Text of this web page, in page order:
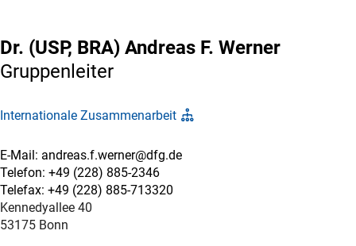
Dr. (USP, BRA) Andreas F. Werner
Gruppenleiter
Internationale Zusammenarbeit
E-Mail: andreas.f.werner@dfg.de
Telefon: +49 (228) 885-2346
Telefax: +49 (228) 885-713320
Kennedyallee 40
53175 Bonn